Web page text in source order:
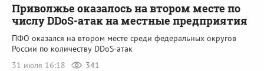
Приволжье оказалось на втором месте по
числу DDoS-атак на местные предприятия
ПФО оказался на втором месте среди федеральных округов
России по количеству DDoS-атак
31 июля 16:18
341